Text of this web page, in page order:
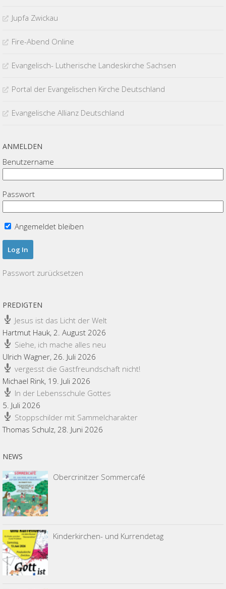
Jupfa Zwickau
Fire-Abend Online
Evangelisch- Lutherische Landeskirche Sachsen
Portal der Evangelischen Kirche Deutschland
Evangelische Allianz Deutschland
ANMELDEN
Benutzername
Passwort
Angemeldet bleiben
Passwort zurücksetzen
PREDIGTEN
Jesus ist das Licht der Welt
Hartmut Hauk, 2. August 2026
Siehe, ich mache alles neu
Ulrich Wagner, 26. Juli 2026
vergesst die Gastfreundschaft nicht!
Michael Rink, 19. Juli 2026
In der Lebensschule Gottes
5. Juli 2026
Stoppschilder mit Sammelcharakter
Thomas Schulz, 28. Juni 2026
NEWS
Obercrinitzer Sommercafé
Kinderkirchen- und Kurrendetag